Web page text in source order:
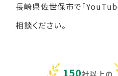
長崎県佐世保市で「
相談ください。
150社以上の